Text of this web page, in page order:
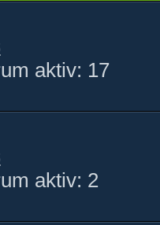
aktiv: 17
aktiv: 2